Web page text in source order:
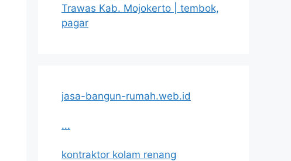
Trawas Kab. Mojokerto | tembok,
pagar
jasa-bangun-rumah.web.id
...
kontraktor kolam renang